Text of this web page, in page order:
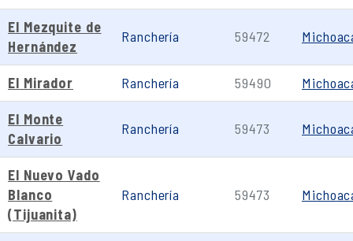
El Mezquite de
Hernández
Ranchería 59472
El Mirador Ranchería 59490
El Monte
Calvario
Ranchería 59473
El Nuevo Vado
Blanco
(Tijuanita)
Ranchería 59473